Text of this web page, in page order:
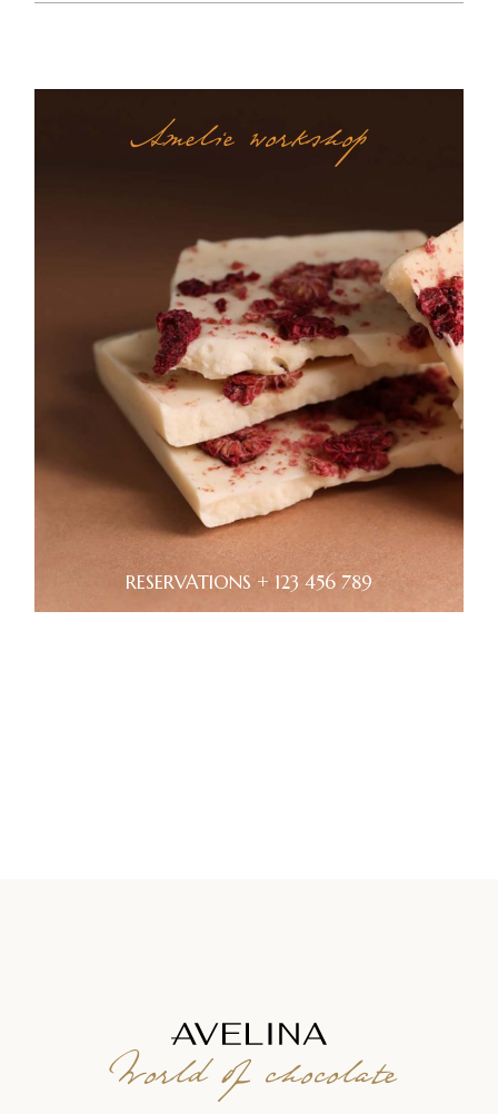
Amelie workshop
RESERVATIONS + 123 456 789
World of chocolate